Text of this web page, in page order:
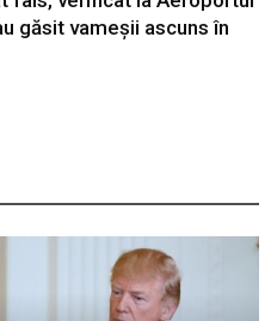
găsit vameșii ascuns în